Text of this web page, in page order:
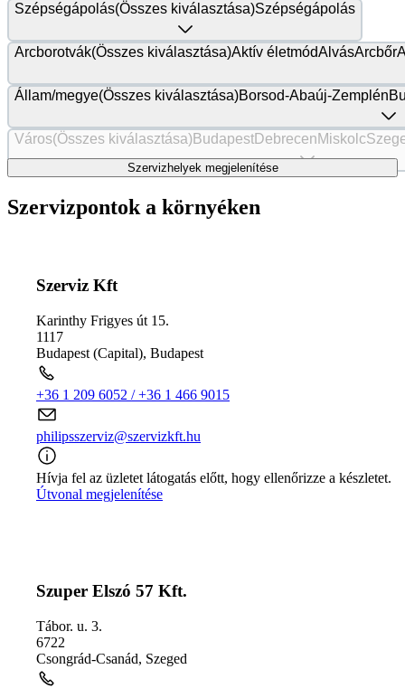
Szépségápolás(Összes kiválasztása)Szépségápolás
Arcborotvák(Összes kiválasztása)Aktív életmódAlvásArcbőr
Állam/megye(Összes kiválasztása)Borsod-Abaúj-Zemplén
Város(Összes kiválasztása) BudapestDebrecenMiskolc
Szervizhelyek megjelenítése
Szervizpontok a környéken
Szerviz Kft
Karinthy Frigyes út 15.
1117
Budapest (Capital), Budapest
+36 1 209 6052 / +36 1 466 9015
philipsszerviz@szervizkft.hu
Hívja fel az üzletet látogatás előtt, hogy ellenőrizze a készletet.
Útvonal megjelenítése
Szuper Elszó 57 Kft.
Tábor. u. 3.
6722
Csongrád-Csanád, Szeged